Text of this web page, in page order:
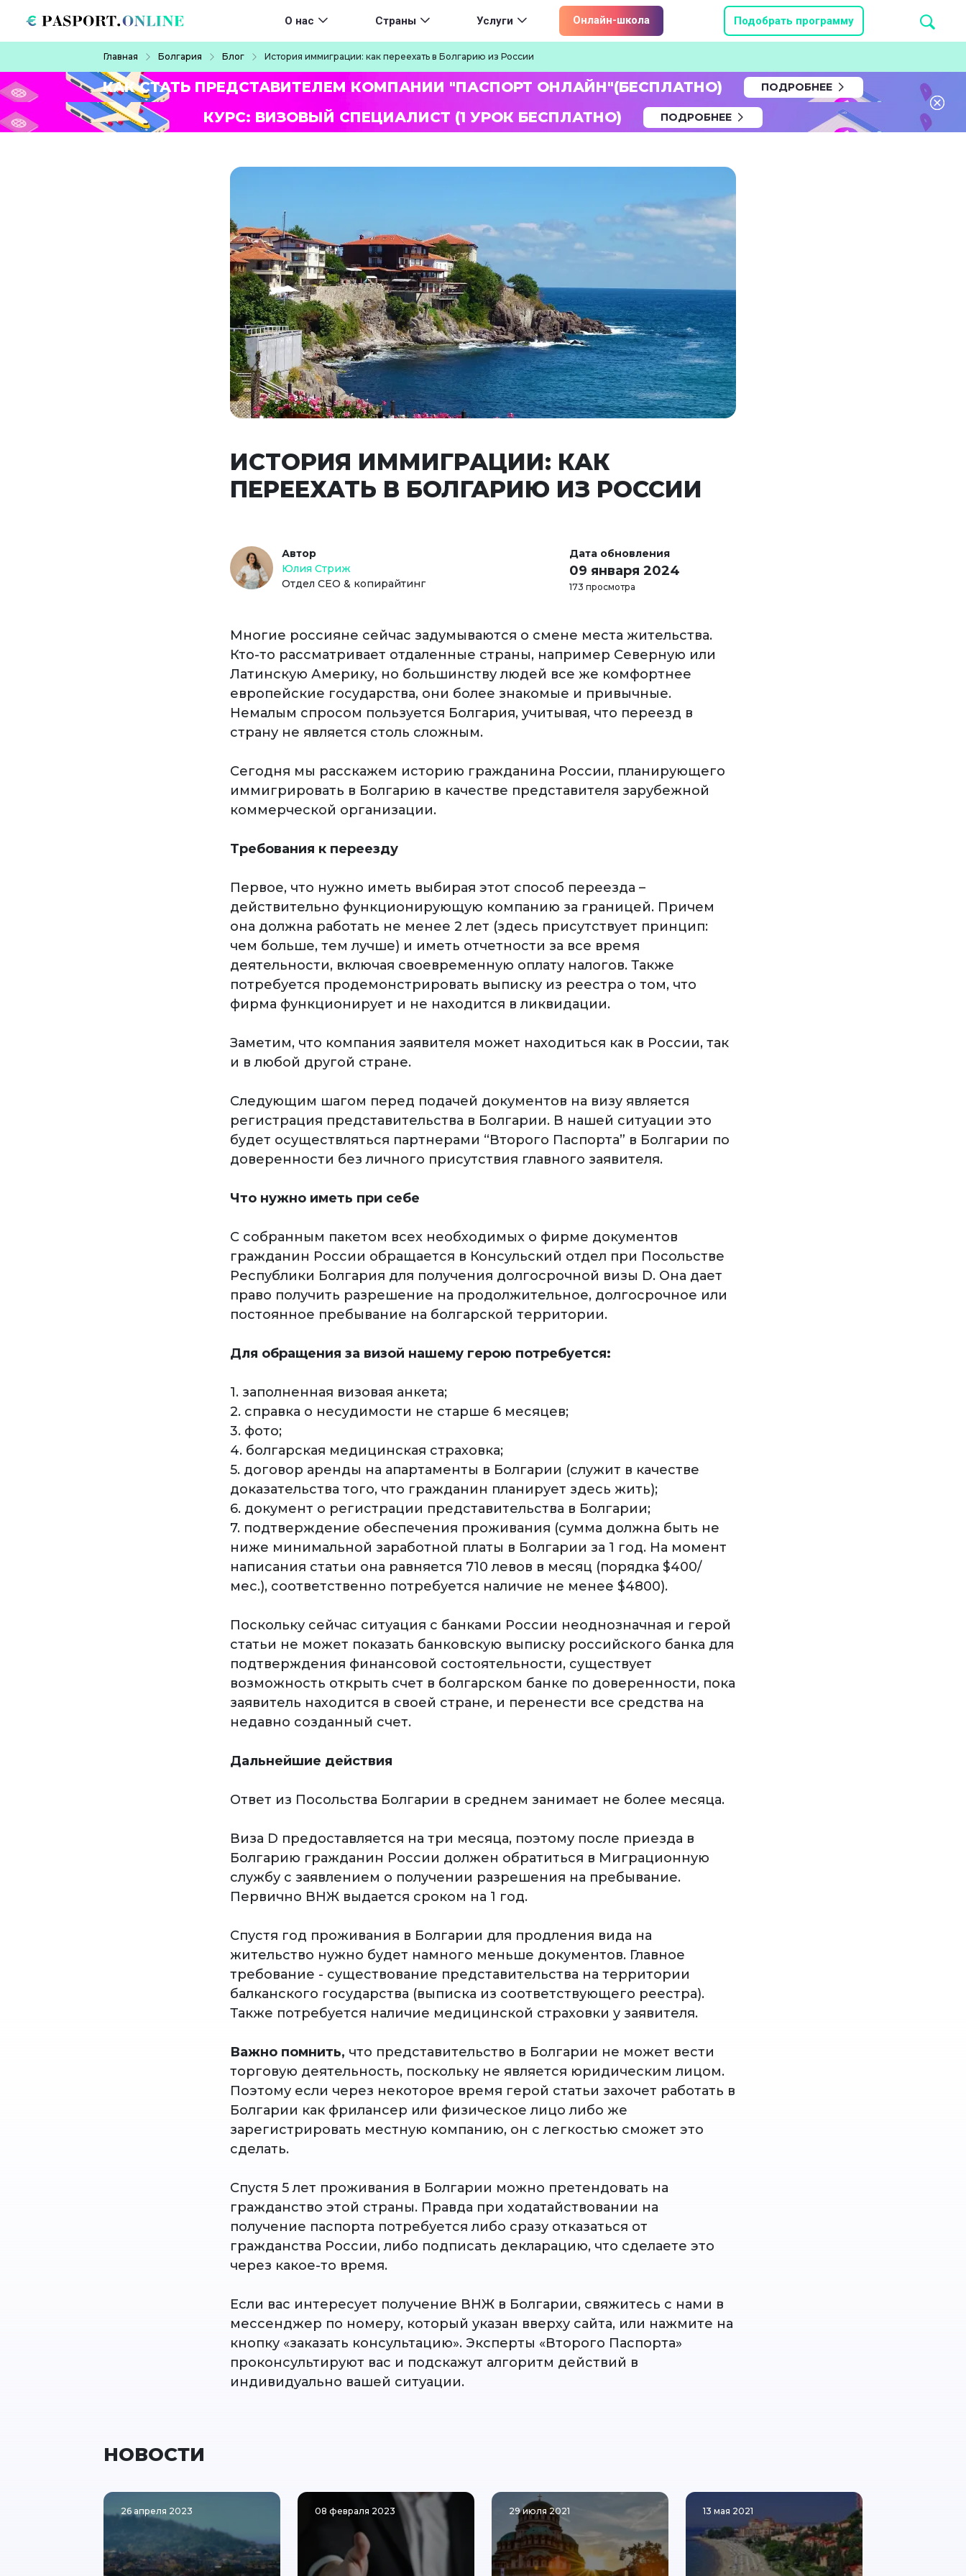
Main navigation
О нас Страны Услуги Онлайн-школа Подобрать программу
Главная Болгария Блог История иммиграции: как переехать в Болгарию из России
КАК СТАТЬ ПРЕДСТАВИТЕЛЕМ КОМПАНИИ "ПАСПОРТ ОНЛАЙН"(БЕСПЛАТНО) ПОДРОБНЕЕ
КУРС: ВИЗОВЫЙ СПЕЦИАЛИСТ (1 УРОК БЕСПЛАТНО) ПОДРОБНЕЕ
ИСТОРИЯ ИММИГРАЦИИ: КАК
ПЕРЕЕХАТЬ В БОЛГАРИЮ ИЗ РОССИИ
Автор
Юлия Стриж
Отдел СЕО & копирайтинг
Дата обновления
09 января 2024
173 просмотра
Многие россияне сейчас задумываются о смене места жительства.
Кто-то рассматривает отдаленные страны, например Северную или
Латинскую Америку, но большинству людей все же комфортнее
европейские государства, они более знакомые и привычные.
Немалым спросом пользуется Болгария, учитывая, что переезд в
страну не является столь сложным.
Сегодня мы расскажем историю гражданина России, планирующего
иммигрировать в Болгарию в качестве представителя зарубежной
коммерческой организации.
Требования к переезду
Первое, что нужно иметь выбирая этот способ переезда –
действительно функционирующую компанию за границей. Причем
она должна работать не менее 2 лет (здесь присутствует принцип:
чем больше, тем лучше) и иметь отчетности за все время
деятельности, включая своевременную оплату налогов. Также
потребуется продемонстрировать выписку из реестра о том, что
фирма функционирует и не находится в ликвидации.
Заметим, что компания заявителя может находиться как в России, так
и в любой другой стране.
Следующим шагом перед подачей документов на визу является
регистрация представительства в Болгарии. В нашей ситуации это
будет осуществляться партнерами “Второго Паспорта” в Болгарии по
доверенности без личного присутствия главного заявителя.
Что нужно иметь при себе
С собранным пакетом всех необходимых о фирме документов
гражданин России обращается в Консульский отдел при Посольстве
Республики Болгария для получения долгосрочной визы D. Она дает
право получить разрешение на продолжительное, долгосрочное или
постоянное пребывание на болгарской территории.
Для обращения за визой нашему герою потребуется:
1. заполненная визовая анкета;
2. справка о несудимости не старше 6 месяцев;
3. фото;
4. болгарская медицинская страховка;
5. договор аренды на апартаменты в Болгарии (служит в качестве
доказательства того, что гражданин планирует здесь жить);
6. документ о регистрации представительства в Болгарии;
7. подтверждение обеспечения проживания (сумма должна быть не
ниже минимальной заработной платы в Болгарии за 1 год. На момент
написания статьи она равняется 710 левов в месяц (порядка $400/
мес.), соответственно потребуется наличие не менее $4800).
Поскольку сейчас ситуация с банками России неоднозначная и герой
статьи не может показать банковскую выписку российского банка для
подтверждения финансовой состоятельности, существует
возможность открыть счет в болгарском банке по доверенности, пока
заявитель находится в своей стране, и перенести все средства на
недавно созданный счет.
Дальнейшие действия
Ответ из Посольства Болгарии в среднем занимает не более месяца.
Виза D предоставляется на три месяца, поэтому после приезда в
Болгарию гражданин России должен обратиться в Миграционную
службу с заявлением о получении разрешения на пребывание.
Первично ВНЖ выдается сроком на 1 год.
Спустя год проживания в Болгарии для продления вида на
жительство нужно будет намного меньше документов. Главное
требование - существование представительства на территории
балканского государства (выписка из соответствующего реестра).
Также потребуется наличие медицинской страховки у заявителя.
Важно помнить, что представительство в Болгарии не может вести
торговую деятельность, поскольку не является юридическим лицом.
Поэтому если через некоторое время герой статьи захочет работать в
Болгарии как фрилансер или физическое лицо либо же
зарегистрировать местную компанию, он с легкостью сможет это
сделать.
Спустя 5 лет проживания в Болгарии можно претендовать на
гражданство этой страны. Правда при ходатайствовании на
получение паспорта потребуется либо сразу отказаться от
гражданства России, либо подписать декларацию, что сделаете это
через какое-то время.
Если вас интересует получение ВНЖ в Болгарии, свяжитесь с нами в
мессенджер по номеру, который указан вверху сайта, или нажмите на
кнопку «заказать консультацию». Эксперты «Второго Паспорта»
проконсультируют вас и подскажут алгоритм действий в
индивидуально вашей ситуации.
НОВОСТИ
26 апреля 2023 08 февраля 2023 29 июля 2021 13 мая 2021